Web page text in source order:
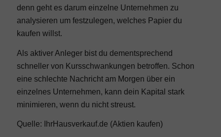
denn geht es darum einzelne Unternehmen zu
analysieren um festzulegen, welches Papier du
kaufen willst.
Als aktiver Anleger bist du dementsprechend
schneller von Kursschwankungen betroffen. Schon
eine schlechte Nachricht am Morgen über ein
einzelnes Unternehmen, kann dein Kapital stark
minimieren, wenn du nicht streust.
Quelle: IhrHausverkauf.de (Aktien kaufen)